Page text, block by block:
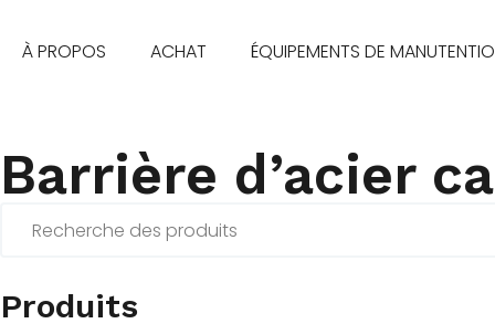
À PROPOS ACHAT ÉQUIPEMENTS DE
Barrière d’acier
Produits